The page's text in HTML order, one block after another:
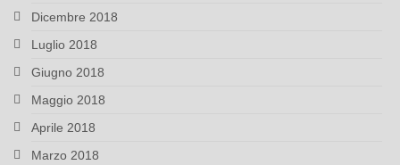
Dicembre 2018
Luglio 2018
Giugno 2018
Maggio 2018
Aprile 2018
Marzo 2018